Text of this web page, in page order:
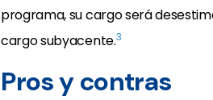
programa, su cargo será
cargo subyacente.3
Pros y contras